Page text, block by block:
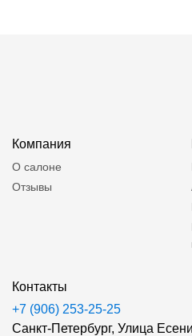
Компания
О салоне
Отзывы
Контакты
+7 (906) 253-25-25
Санкт-Петербург, Улица